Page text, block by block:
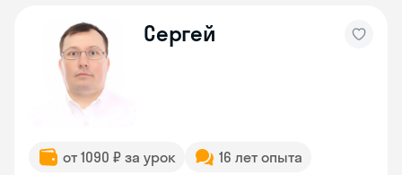
Сергей
от 1090 ₽ за урок 16 лет опыта